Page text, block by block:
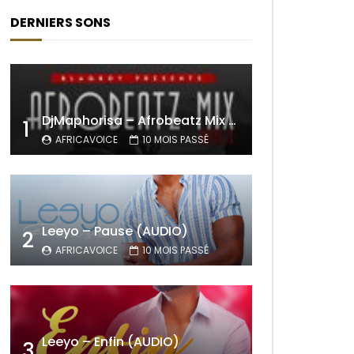
DERNIERS SONS
1 DjMaphorisa – Afrobeatz Mix Vol1 (AUDIO)
AFRICAVOICE 10 MOIS PASSÉ
2 Leeyo – Pause (AUDIO)
AFRICAVOICE 10 MOIS PASSÉ
Leeyo – Enfin (AUDIO)